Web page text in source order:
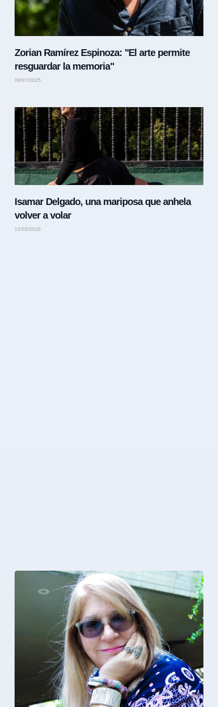
Zorian Ramírez Espinoza: "El arte permite
resguardar la memoria"
09/07/2025
Isamar Delgado, una mariposa que anhela
volver a volar
12/03/2026